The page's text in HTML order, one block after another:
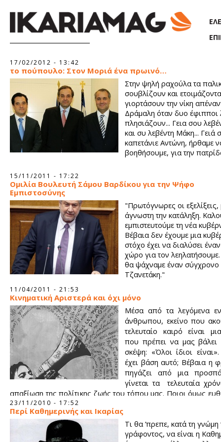
17/02/2012 - 13:42
το πούπουλο: Στον Μοριά ένα πρωινό…
Στην ψηλή ραχούλα τα
σουβλίζουν και
γιορτάσουν την νίκη
Δράμαλη όταν δυο έφιπποι
πλησιάζουν... Γεια σου
και συ λεβέντη Μάκη... Γειά
καπετάνιε Αντώνη, ήρθαμε
βοηθήσουμε, για την
15/11/2011 - 17:22
Ομιλία Βουλευτή Σάμου Βαρδίκου για την Ψήφο
Εμπιστοσύνης
"Πρωτόγνωρες οι εξελίξεις,
άγνωστη την κατάληξη.
εμπιστευτούμε τη νέα
Βέβαια δεν έχουμε μια
στόχο έχει να διαλύσει
χώρο για τον
θα ψάχναμε έναν σύγχρονο
Τζανετάκη."
11/04/2011 - 21:53
Κινηματική Αριστερά και όχι μόνο
Μέσα από τα λεγόμενα
άνθρωπου, εκείνο που
τελευταίο καιρό είναι
που πρέπει να μας βάλει
σκέψη: «Όλοι ίδιοι
έχει βάση αυτό; Βέβαια η
πηγάζει από μια
γίνεται τα τελευταία
απαξίωση της πολίτικης ζωής του τόπου μας. Ποιοι όμως
αυτό και ποιες είναι οι ευθύνες της αριστεράς; Πολύ
κάποιος ότι η αντίδραση και η κρατούσα καπιταλιστική
να μηδενίσει την αναγκαιότητα της πολιτικής , περνά τέτοιες
μέσα σ’ όλους τους χώρους με κύριο όργανο της τα ΜΜΕ.
23/11/2010 - 17:52
Περί Καθημερινής και Ικαρίας
Τι θα ’πρεπε, κατά τη γνώμη
γράφοντος, να είναι η